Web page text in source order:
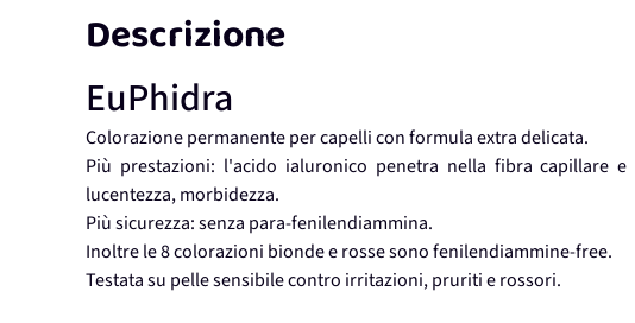
Descrizione
EuPhidra
Colorazione permanente per capelli con formula extra delicata.
Più prestazioni: l'acido ialuronico penetra nella fibra capillare
lucentezza, morbidezza.
Più sicurezza: senza para-fenilendiammina.
Inoltre le 8 colorazioni bionde e rosse sono fenilendiammine-free.
Testata su pelle sensibile contro irritazioni, pruriti e rossori.